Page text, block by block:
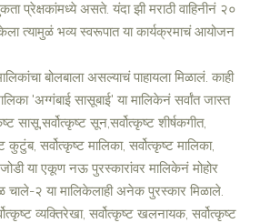
प्रेक्षकांमध्ये असते. यंदा झी मराठी वाहिनीनं २०
केला त्यामुळं भव्य स्वरूपात या कार्यक्रमाचं आयोजन
बोलबाला असल्याचं पाहायला मिळालं. काही
'अग्गंबाई सासूबाई' या मालिकेनं सर्वांत जास्त
सासू,सर्वोत्कृष्ट सून,सर्वोत्कृष्ट शीर्षकगीत,
कुटुंब, सर्वोत्कृष्ट मालिका, सर्वोत्कृष्ट मालिका,
या एकूण नऊ पुरस्कारांवर मालिकेनं मोहोर
चाले-२ या मालिकेलाही अनेक पुरस्कार मिळाले.
व्यक्तिरेखा, सर्वोत्कृष्ट खलनायक, सर्वोत्कृष्ट